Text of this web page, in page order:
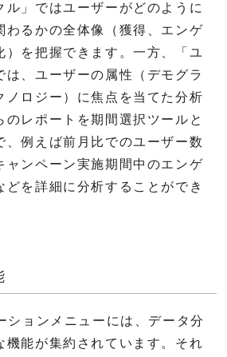
ル」ではユーザーがどのように
わるかの全体像（獲得、エンゲ
）を把握できます。一方、「ユ
は、ユーザーの属性（デモグラ
ノロジー）に焦点を当てた分析
のレポートを期間選択ツールと
、例えば前月比でのユーザー数
ャンペーン実施期間中のエンゲ
どを詳細に分析することができ
ションメニューには、データ分
機能が集約されています。それ